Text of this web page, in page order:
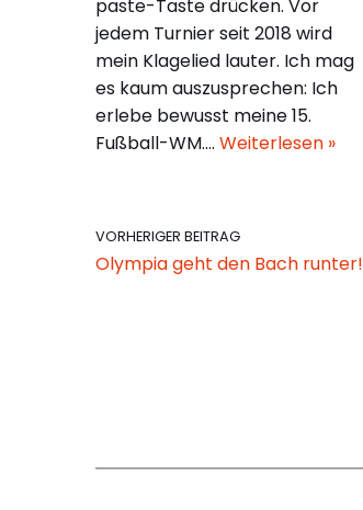
paste-Taste drücken. Vor
jedem Turnier seit 2018 wird
mein Klagelied lauter. Ich mag
es kaum auszusprechen: Ich
erlebe bewusst meine 15.
Fußball-WM.… Weiterlesen »
VORHERIGER BEITRAG
Olympia geht den Bach runter!